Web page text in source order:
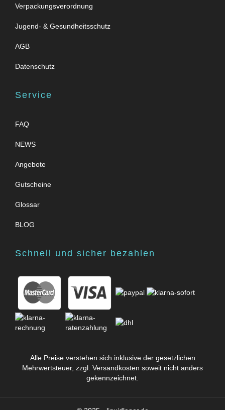
Verpackungsverordnung
Jugend- & Gesundheitsschutz
AGB
Datenschutz
Service
FAQ
NEWS
Angebote
Gutscheine
Glossar
BLOG
Schnell und sicher bezahlen
Alle Preise verstehen sich inklusive der gesetzlichen
Mehrwertsteuer, zzgl. Versandkosten soweit nicht anders
gekennzeichnet.